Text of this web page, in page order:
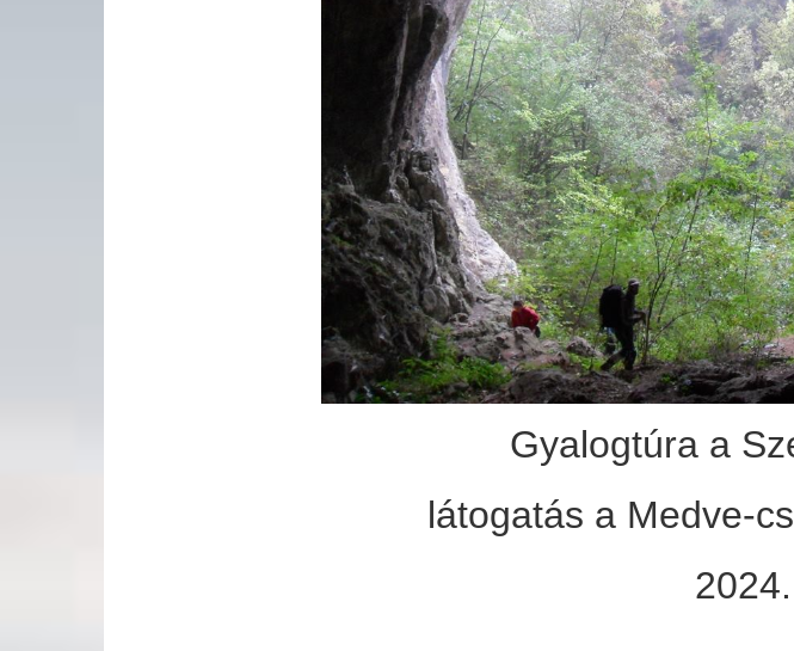
Gyalogtúra a
látogatás a Medve-